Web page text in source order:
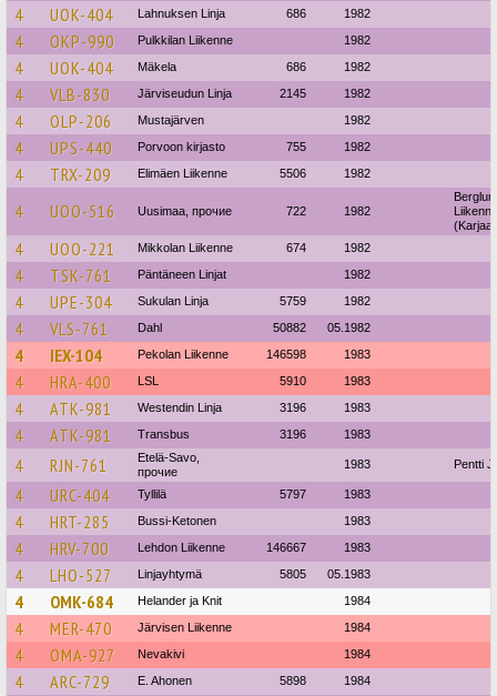
4 UOK-404 Lahnuksen Linja 686 1982
4 OKP-990 Pulkkilan Liikenne 1982
4 UOK-404 Mäkela 686 1982
4 VLB-830 Järviseudun Linja 2145 1982
4 OLP-206 Mustajärven 1982
4 UPS-440 Porvoon kirjasto 755 1982
4 TRX-209 Elimäen Liikenne 5506 1982
4 UOO-516 Uusimaa, прочие 722 1982
(Karjaa)
4 UOO-221 Mikkolan Liikenne 674 1982
4 TSK-761 Päntäneen Linjat 1982
4 UPE-304 Sukulan Linja 5759 1982
4 VLS-761 Dahl 50882 05.1982
4 IEX-104 Pekolan Liikenne 146598 1983
4 HRA-400 LSL 5910 1983
4 ATK-981 Westendin Linja 3196 1983
4 ATK-981 Transbus 3196 1983
4 RJN-761
Etelä-Savo,
прочие
1983 Pentti
4 URC-404 Tyllilä 5797 1983
4 HRT-285 Bussi-Ketonen 1983
4 HRV-700 Lehdon Liikenne 146667 1983
4 LHO-527 Linjayhtymä 5805 05.1983
4 OMK-684 Helander ja Knit 1984
4 MER-470 Järvisen Liikenne 1984
4 OMA-927 Nevakivi 1984
4 ARC-729 E. Ahonen 5898 1984